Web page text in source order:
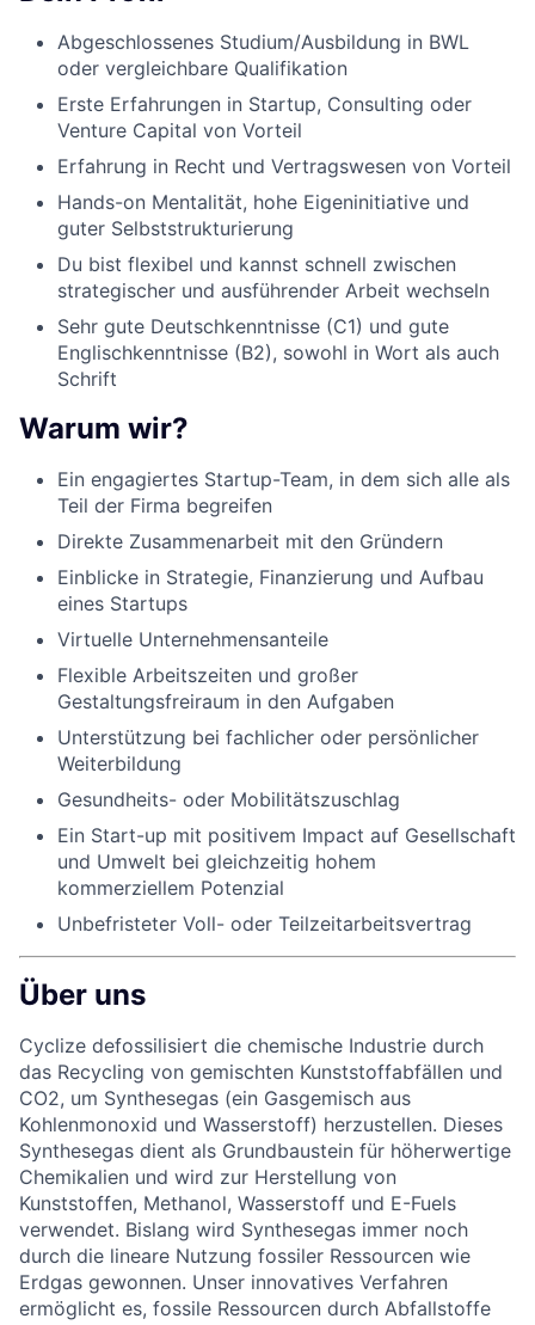
Abgeschlossenes Studium/Ausbildung in BWL
oder vergleichbare Qualifikation
Erste Erfahrungen in Startup, Consulting oder
Venture Capital von Vorteil
Erfahrung in Recht und Vertragswesen von Vorteil
Hands-on Mentalität, hohe Eigeninitiative und
guter Selbststrukturierung
Du bist flexibel und kannst schnell zwischen
strategischer und ausführender Arbeit wechseln
Sehr gute Deutschkenntnisse (C1) und gute
Englischkenntnisse (B2), sowohl in Wort als auch
Schrift
Warum wir?
Ein engagiertes Startup-Team, in dem sich alle als
Teil der Firma begreifen
Direkte Zusammenarbeit mit den Gründern
Einblicke in Strategie, Finanzierung und Aufbau
eines Startups
Virtuelle Unternehmensanteile
Flexible Arbeitszeiten und großer
Gestaltungsfreiraum in den Aufgaben
Unterstützung bei fachlicher oder persönlicher
Weiterbildung
Gesundheits- oder Mobilitätszuschlag
Ein Start-up mit positivem Impact auf Gesellschaft
und Umwelt bei gleichzeitig hohem
kommerziellem Potenzial
Unbefristeter Voll- oder Teilzeitarbeitsvertrag
Über uns
Cyclize defossilisiert die chemische Industrie durch
das Recycling von gemischten Kunststoffabfällen und
CO2, um Synthesegas (ein Gasgemisch aus
Kohlenmonoxid und Wasserstoff) herzustellen. Dieses
Synthesegas dient als Grundbaustein für höherwertige
Chemikalien und wird zur Herstellung von
Kunststoffen, Methanol, Wasserstoff und E-Fuels
verwendet. Bislang wird Synthesegas immer noch
durch die lineare Nutzung fossiler Ressourcen wie
Erdgas gewonnen. Unser innovatives Verfahren
ermöglicht es, fossile Ressourcen durch Abfallstoffe